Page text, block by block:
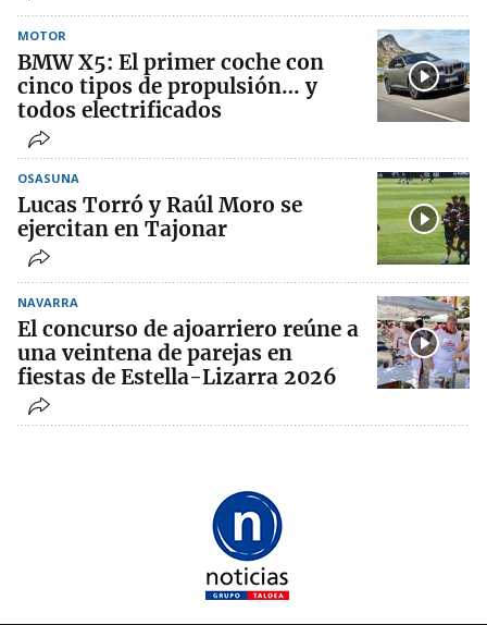
MOTOR
BMW X5: El primer coche con
cinco tipos de propulsión… y
todos electrificados
OSASUNA
Lucas Torró y Raúl Moro se
ejercitan en Tajonar
NAVARRA
El concurso de ajoarriero reúne a
una veintena de parejas en
fiestas de Estella-Lizarra 2026